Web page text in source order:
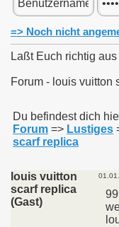
=> Noch nicht
Laßt Euch richtig
Forum - louis vuitton
Du befindest dich
Forum => Lustiges
scarf replica
louis vuitton
scarf replica
(Gast)